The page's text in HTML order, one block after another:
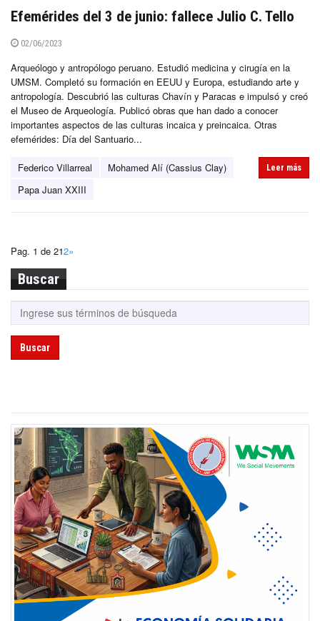
Efemérides del 3 de junio: fallece Julio C. Tello
02/06/2023
Arqueólogo y antropólogo peruano. Estudió medicina y cirugía en la
UMSM. Completó su formación en EEUU y Europa, estudiando arte y
antropología. Descubrió las culturas Chavín y Paracas e impulsó y creó
el Museo de Arqueología. Publicó obras que han dado a conocer
importantes aspectos de las culturas incaica y preincaica. Otras
efemérides: Día del Santuario...
Federico Villarreal
Mohamed Alí (Cassius Clay)
Papa Juan XXIII
Leer más
Pag. 1 de 212»
Buscar
Buscar